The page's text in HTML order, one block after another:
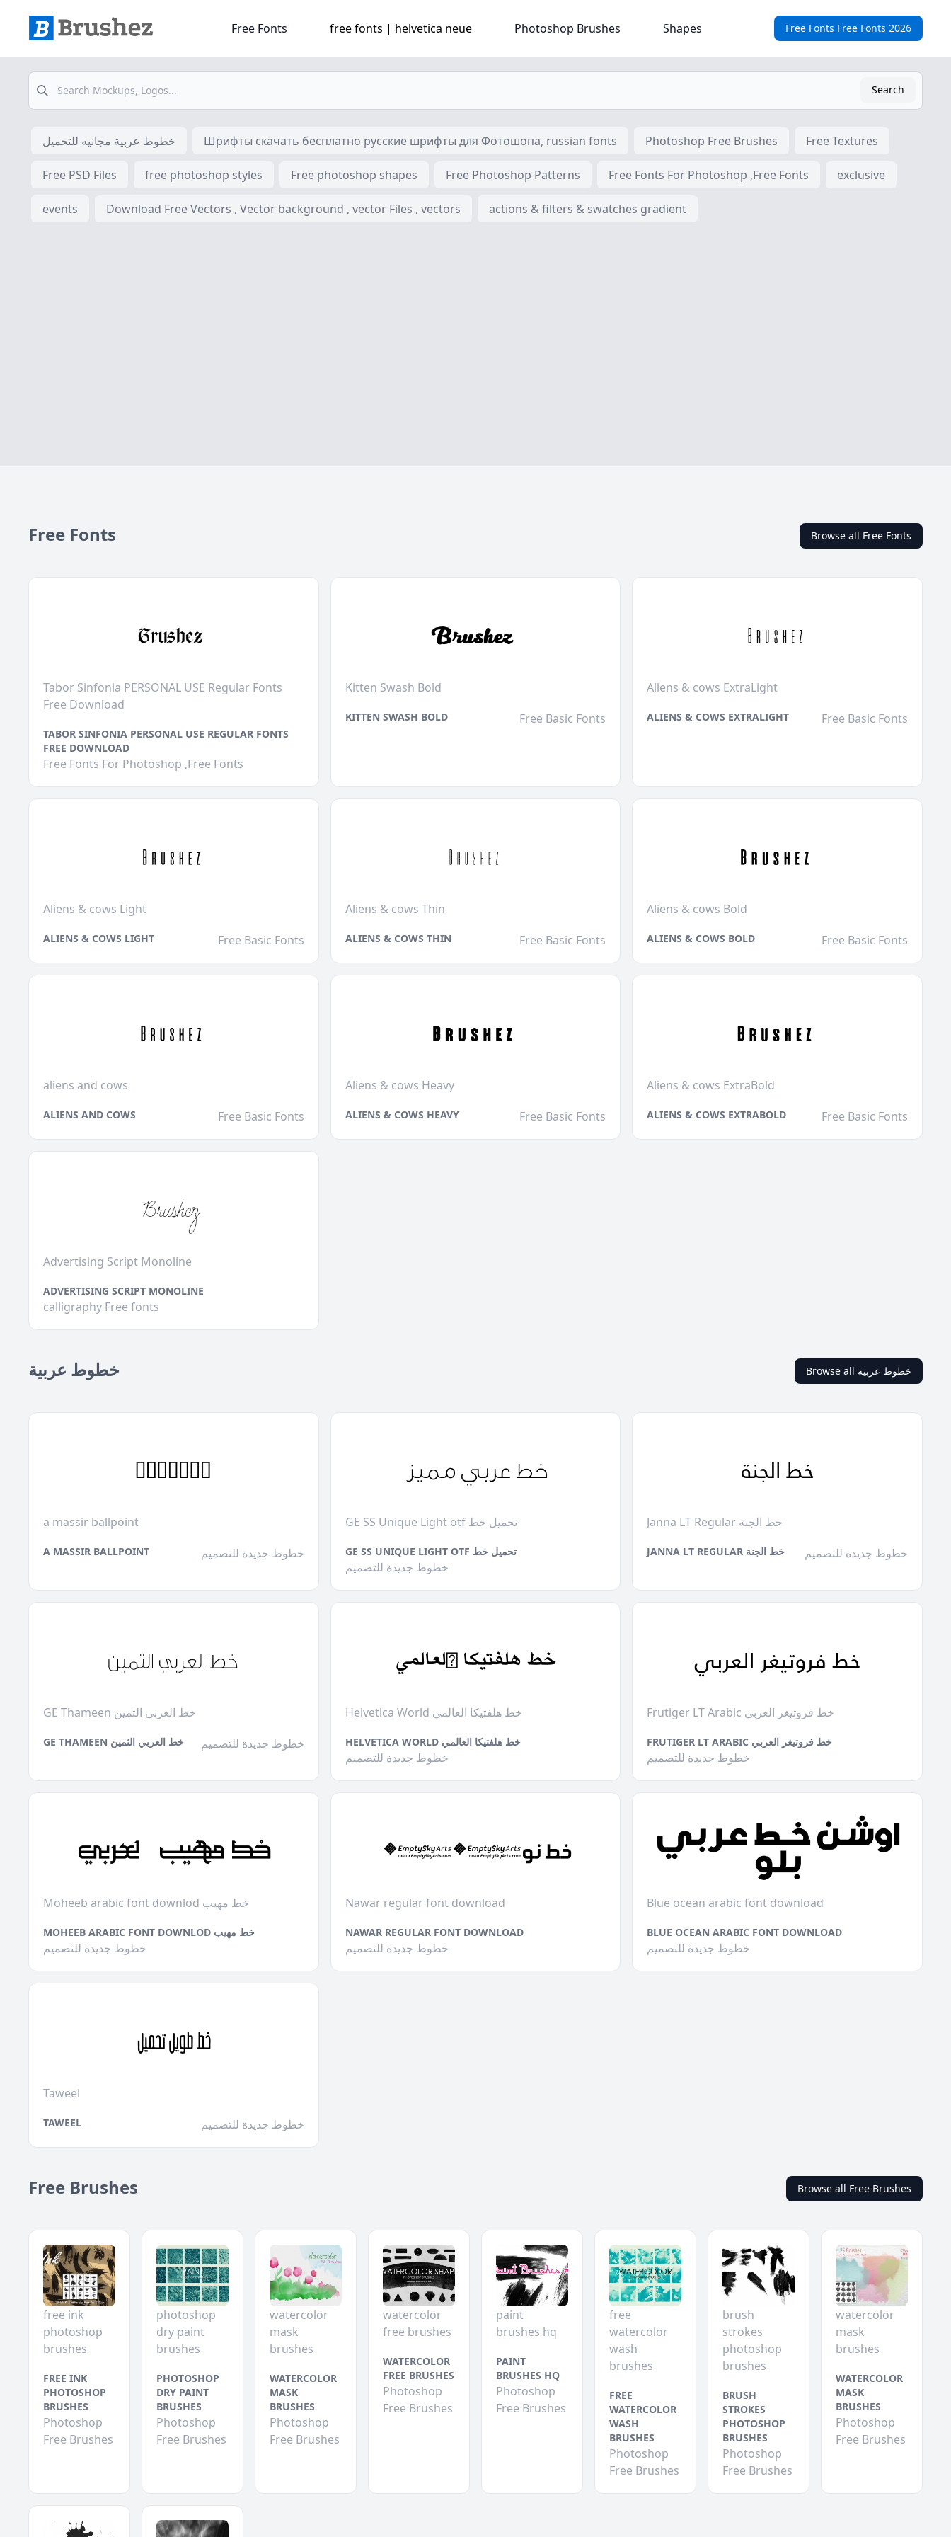
Free Fonts Free Fonts 2026
Free Fonts free fonts | helvetica neue Photoshop Brushes Shapes
Search
Search
خطوط عربية مجانيه للتحميل Шрифты скачать бесплатно русские шрифты для Фотошопа, russian fonts Photoshop Free Brushes Free Textures
Free PSD Files free photoshop styles Free photoshop shapes Free Photoshop Patterns Free Fonts For Photoshop ,Free Fonts exclusive
events Download Free Vectors , Vector background , vector Files , vectors actions & filters & swatches gradient
Free Fonts Browse all Free Fonts
Tabor Sinfonia PERSONAL USE Regular Fonts
Free Download
TABOR SINFONIA PERSONAL USE REGULAR FONTS
FREE DOWNLOAD
Free Fonts For Photoshop ,Free Fonts
Kitten Swash Bold
KITTEN SWASH BOLD Free Basic Fonts
Aliens & cows ExtraLight
ALIENS & COWS EXTRALIGHT Free Basic Fonts
Aliens & cows Light
ALIENS & COWS LIGHT Free Basic Fonts
Aliens & cows Thin
ALIENS & COWS THIN Free Basic Fonts
Aliens & cows Bold
ALIENS & COWS BOLD Free Basic Fonts
aliens and cows
ALIENS AND COWS Free Basic Fonts
Aliens & cows Heavy
ALIENS & COWS HEAVY Free Basic Fonts
Aliens & cows ExtraBold
ALIENS & COWS EXTRABOLD Free Basic Fonts
Advertising Script Monoline
ADVERTISING SCRIPT MONOLINE
calligraphy Free fonts
خطوط عربية Browse all خطوط عربية
a massir ballpoint
A MASSIR BALLPOINT خطوط جديدة للتصميم
GE SS Unique Light otf تحميل خط
GE SS UNIQUE LIGHT OTF تحميل خط
خطوط جديدة للتصميم
Janna LT Regular خط الجنة
JANNA LT REGULAR خط الجنة خطوط جديدة للتصميم
GE Thameen خط العربي الثمين
GE THAMEEN خط العربي الثمين خطوط جديدة للتصميم
Helvetica World خط هلفتيكا العالمي
HELVETICA WORLD خط هلفتيكا العالمي
خطوط جديدة للتصميم
Frutiger LT Arabic خط فروتيغر العربي
FRUTIGER LT ARABIC خط فروتيغر العربي
خطوط جديدة للتصميم
Moheeb arabic font downlod خط مهيب
MOHEEB ARABIC FONT DOWNLOD خط مهيب
خطوط جديدة للتصميم
Nawar regular font download
NAWAR REGULAR FONT DOWNLOAD
خطوط جديدة للتصميم
Blue ocean arabic font download
BLUE OCEAN ARABIC FONT DOWNLOAD
خطوط جديدة للتصميم
Taweel
TAWEEL خطوط جديدة للتصميم
Free Brushes Browse all Free Brushes
free ink
photoshop
brushes
FREE INK
PHOTOSHOP
BRUSHES
Photoshop
Free Brushes
photoshop
dry paint
brushes
PHOTOSHOP
DRY PAINT
BRUSHES
Photoshop
Free Brushes
watercolor
mask
brushes
WATERCOLOR
MASK
BRUSHES
Photoshop
Free Brushes
watercolor
free brushes
WATERCOLOR
FREE BRUSHES
Photoshop
Free Brushes
paint
brushes hq
PAINT
BRUSHES HQ
Photoshop
Free Brushes
free
watercolor
wash
brushes
FREE
WATERCOLOR
WASH
BRUSHES
Photoshop
Free Brushes
brush
strokes
photoshop
brushes
BRUSH
STROKES
PHOTOSHOP
BRUSHES
Photoshop
Free Brushes
watercolor
mask
brushes
WATERCOLOR
MASK
BRUSHES
Photoshop
Free Brushes